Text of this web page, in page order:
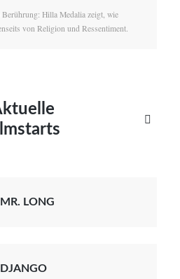
Hilla Medalia zeigt, wie
von Religion und Ressentiment.

MR. LONG
DJANGO